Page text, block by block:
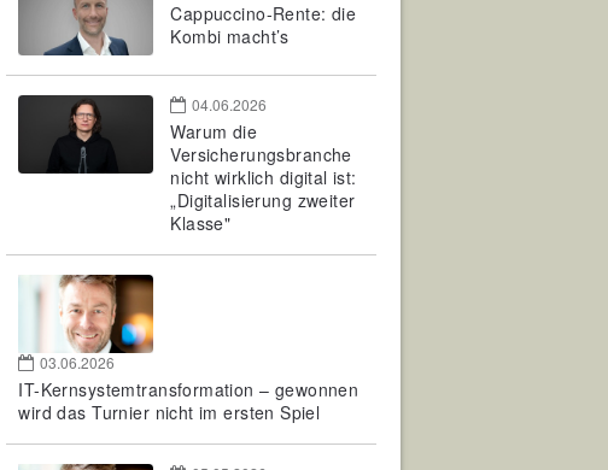
Cappuccino-Rente: die
Kombi macht’s
04.06.2026
Warum die
Versicherungsbranche
nicht wirklich digital ist:
„Digitalisierung zweiter
Klasse"
03.06.2026
IT-Kernsystemtransformation – gewonnen
wird das Turnier nicht im ersten Spiel